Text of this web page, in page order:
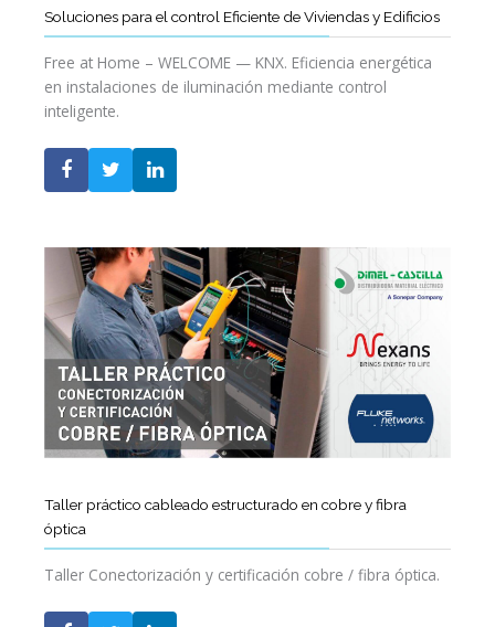
Soluciones para el control Eficiente de Viviendas y Edificios
Free at Home – WELCOME — KNX. Eficiencia energética
en instalaciones de iluminación mediante control
inteligente.
Taller práctico cableado estructurado en cobre y fibra
óptica
Taller Conectorización y certificación cobre / fibra óptica.